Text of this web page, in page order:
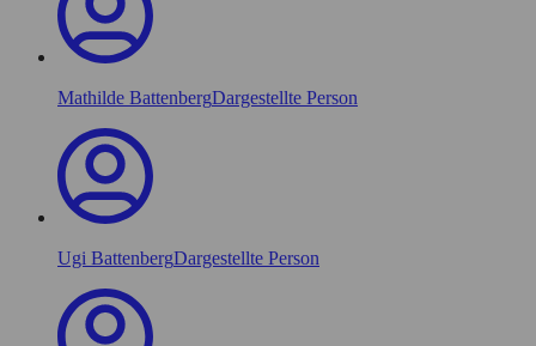
Mathilde BattenbergDargestellte Person
Ugi BattenbergDargestellte Person